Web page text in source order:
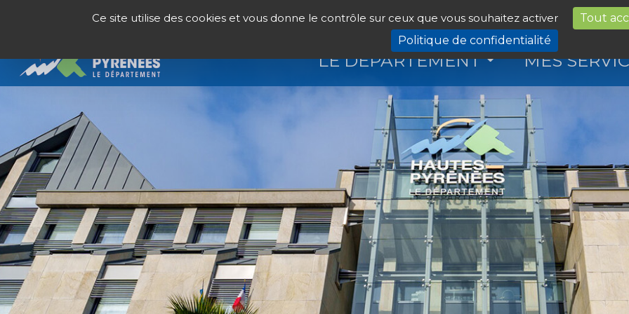
Ce site utilise des cookies et vous donne le contrôle sur ceux que vous souhaitez activer Tout
Politique de confidentialité
LE DÉPARTEMENT MES